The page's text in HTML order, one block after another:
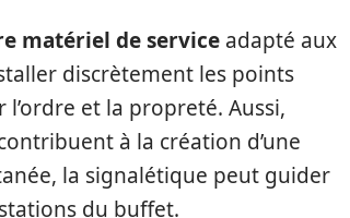
matériel de service adapté aux
discrètement les points
et la propreté. Aussi,
à la création d’une
la signalétique peut guider
du buffet.